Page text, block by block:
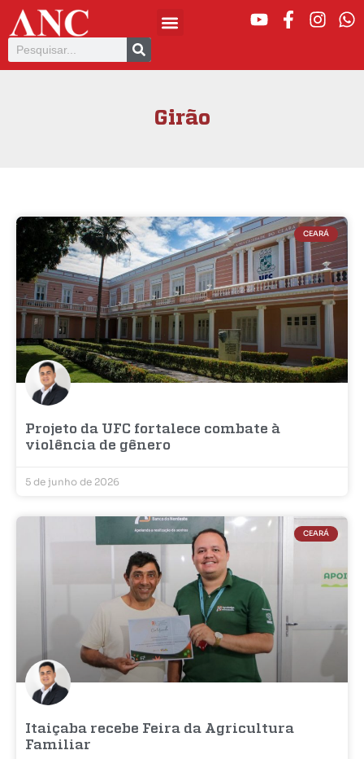
Girão
CEARÁ
Projeto da UFC fortalece combate à
violência de gênero
5 de junho de 2026
CEARÁ
Itaiçaba recebe Feira da Agricultura
Familiar